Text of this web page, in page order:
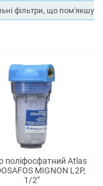
фільтри, що
поліфосфатний Atlas
MIGNON L2P,
1/2"